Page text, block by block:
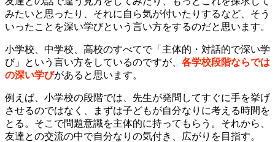
みたいと思ったり、それに自ら気が付いたりするなど、そう
いったことを深い学びという言い方をするのだと思います。
小学校、中学校、高校のすべてで「主体的・対話的で深い学
び」という言い方をしているのですが、 各学校段階ならでは
の深い学びがあると思います。
例えば、小学校の段階では、先生が発問してすぐに手を挙げ
させるのではなく、まずは子どもが自分なりに考える時間を
とる。そこで問題意識を主体的に持ってもらう。それから、
友達との交流の中で自分なりの気付き、広がりを目指す。